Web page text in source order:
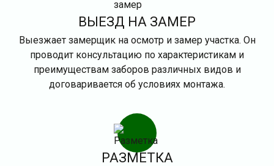
ВЫЕЗД НА ЗАМЕР
Выезжает замерщик на осмотр и замер участка. Он
проводит консультацию по характеристикам и
преимуществам заборов различных видов и
договаривается об условиях монтажа.
РАЗМЕТКА